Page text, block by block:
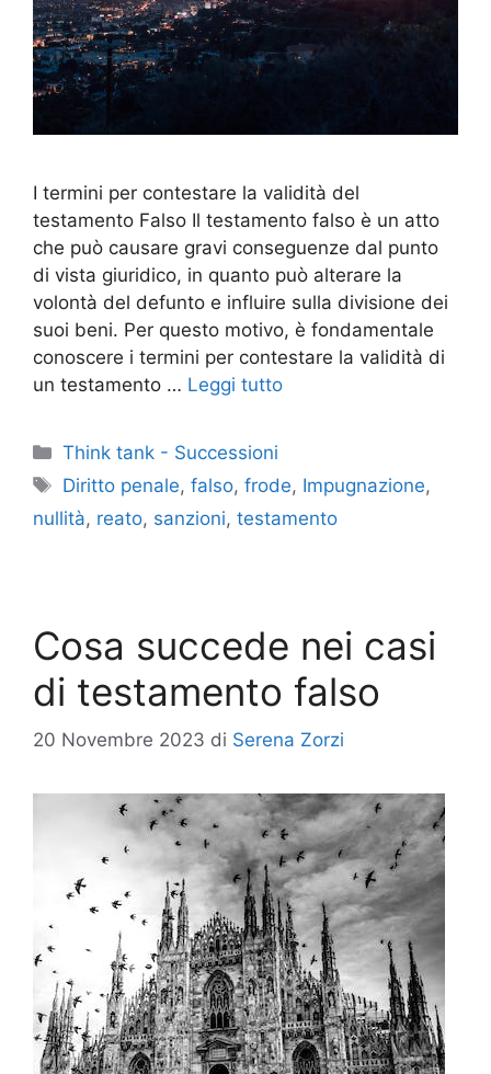
I termini per contestare la validità del
testamento Falso Il testamento falso è un atto
che può causare gravi conseguenze dal punto
di vista giuridico, in quanto può alterare la
volontà del defunto e influire sulla divisione dei
suoi beni. Per questo motivo, è fondamentale
conoscere i termini per contestare la validità di
un testamento … Leggi tutto
Categorie
Think tank - Successioni
Tag
Diritto penale,falso,frode, Impugnazione,
nullità, reato, sanzioni, testamento
Cosa succede nei casi
di testamento falso
20 Novembre 2023 di Serena Zorzi